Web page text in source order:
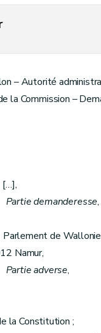
– Autorité
la Commission –
Partie demanderesse,
de Wallonie,
Namur,
Partie adverse,
la Constitution ;